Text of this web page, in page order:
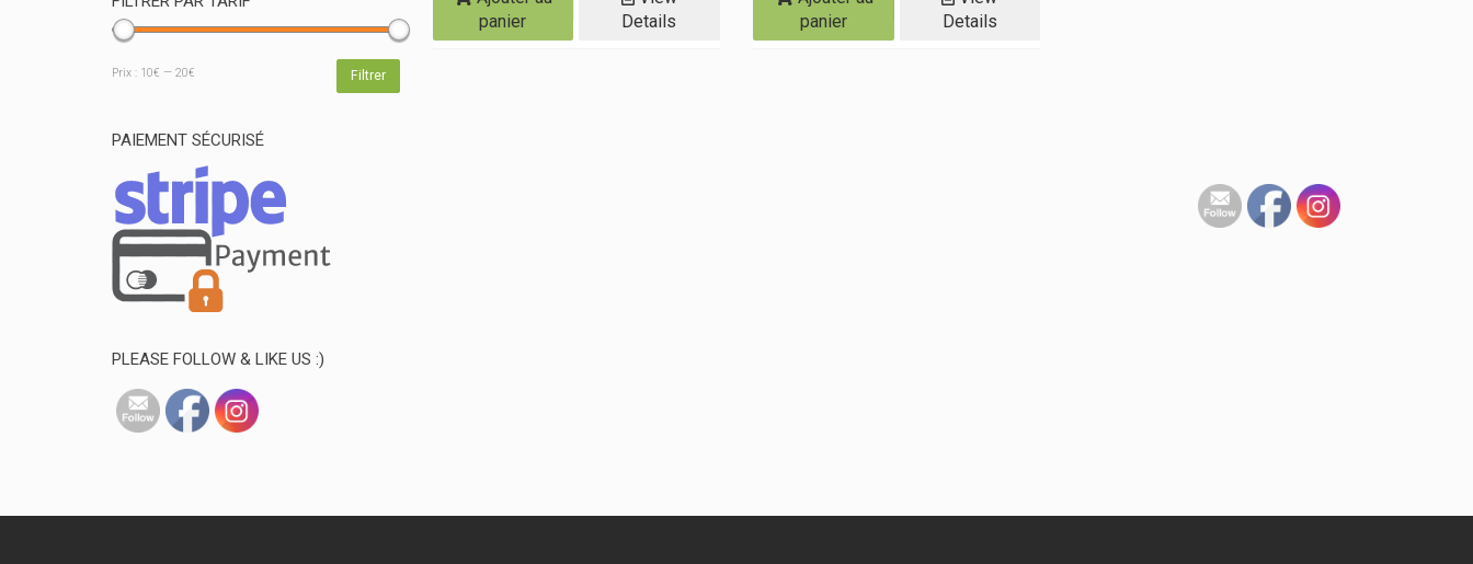
Prix
Prix
Filtrer
Prix : 10€ — 20€
PAIEMENT SÉCURISÉ
PLEASE FOLLOW & LIKE US :)
panier
Details
panier
Details